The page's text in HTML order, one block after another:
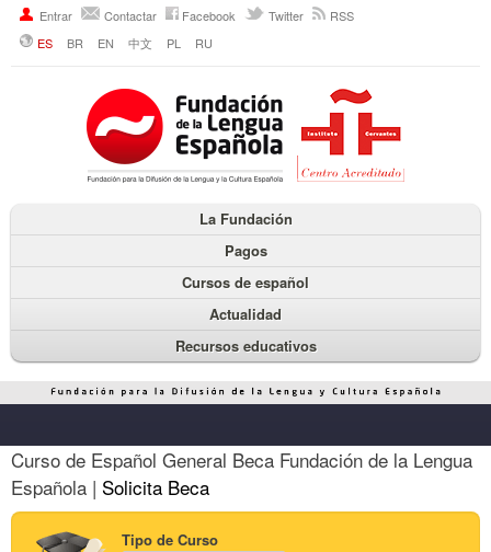
Entrar Contactar Facebook Twitter
RSS
ES
BR EN 中文 PL RU
La Fundación
Pagos
Cursos de español
Actualidad
Recursos educativos
Curso de Español General Beca Fundación de la Lengua
Española | Solicita Beca
Tipo de Curso